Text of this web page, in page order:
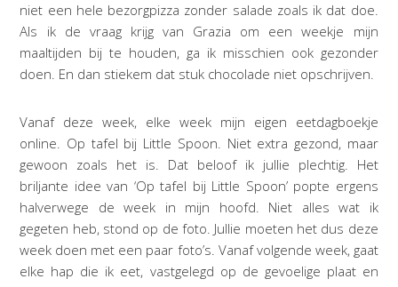
niet een hele bezorgpizza zonder salade zoals ik dat doe.
Als ik de vraag krijg van Grazia om een weekje mijn
maaltijden bij te houden, ga ik misschien ook gezonder
doen. En dan stiekem dat stuk chocolade niet opschrijven.
Vanaf deze week, elke week mijn eigen eetdagboekje
online. Op tafel bij Little Spoon. Niet extra gezond, maar
gewoon zoals het is. Dat beloof ik jullie plechtig. Het
briljante idee van ‘Op tafel bij Little Spoon’ popte ergens
halverwege de week in mijn hoofd. Niet alles wat ik
gegeten heb, stond op de foto. Jullie moeten het dus deze
week doen met een paar foto’s. Vanaf volgende week, gaat
elke hap die ik eet, vastgelegd op de gevoelige plaat en